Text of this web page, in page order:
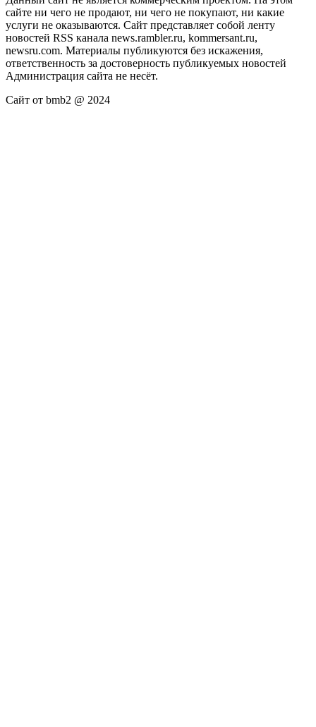
сайте ни чего не продают, ни чего не покупают, ни какие
услуги не оказываются. Сайт представляет собой ленту
новостей RSS канала news.rambler.ru, kommersant.ru,
newsru.com. Материалы публикуются без искажения,
ответственность за достоверность публикуемых новостей
Администрация сайта не несёт.
Сайт от bmb2 @ 2024